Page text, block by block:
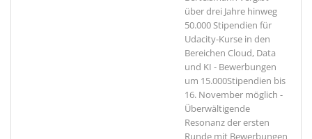
über drei Jahre hinweg
50.000 Stipendien für
Udacity-Kurse in den
Bereichen Cloud, Data
und KI - Bewerbungen
um 15.000Stipendien bis
16. November möglich -
Überwältigende
Resonanz der ersten
Runde mit Bewerbungen